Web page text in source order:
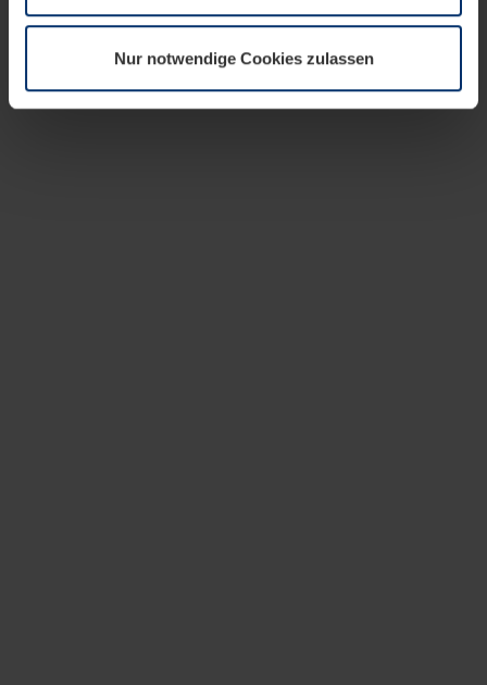
wir Ihre Erlaubnis. Ihre Einwilligung können Sie jederzeit
Datenschutzerklärungunserer Website ändern oder
widerrufen.
Nur notwendige Cookies zulassen